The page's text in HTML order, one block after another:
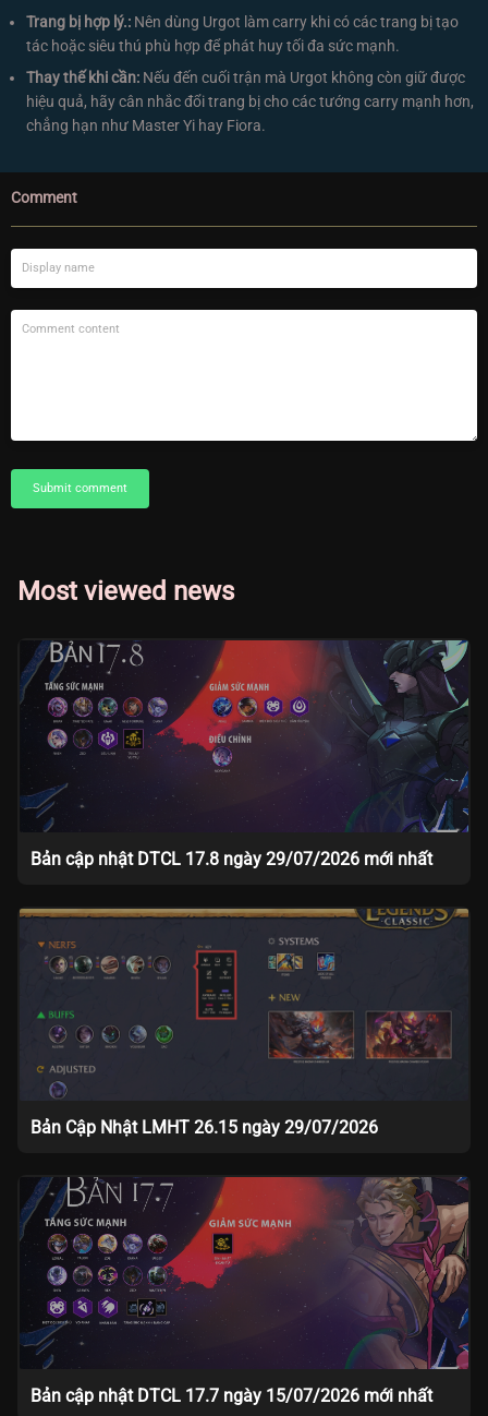
Trang bị hợp lý.: Nên dùng Urgot làm carry khi có các trang bị tạo
tác hoặc siêu thú phù hợp để phát huy tối đa sức mạnh.
Thay thế khi cần: Nếu đến cuối trận mà Urgot không còn giữ được
hiệu quả, hãy cân nhắc đổi trang bị cho các tướng carry mạnh hơn,
chẳng hạn như Master Yi hay Fiora.
Comment
Submit comment
Most viewed news
Bản cập nhật DTCL 17.8 ngày 29/07/2026 mới nhất
Bản Cập Nhật LMHT 26.15 ngày 29/07/2026
Bản cập nhật DTCL 17.7 ngày 15/07/2026 mới nhất